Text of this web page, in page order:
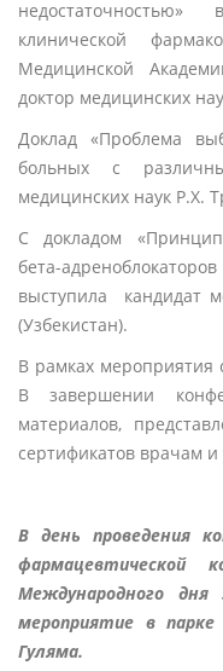
клинической
Медицинской
доктор медицинских
Доклад «Проблема
больных с
медицинских наук Р.Х.
С докладом
бета-
выступила кандидат
(Узбекистан).
В рамках мероприятия
В завершении
материалов,
сертификатов врачам
В день проведения
фармацевтической
Международного
мероприятие в
Гуляма.